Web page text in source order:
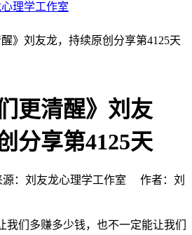
理学工作室
醒》刘友龙，持续原创分享第4125天
更清醒》刘友
分享第4125天
源：刘友龙心理学工作室 作者：刘
我们多赚多少钱，也不一定能让我们